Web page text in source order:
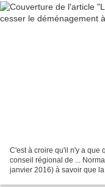
C'est à croire qu'il n'y a que
conseil régional de ...
janvier 2016) à savoir que